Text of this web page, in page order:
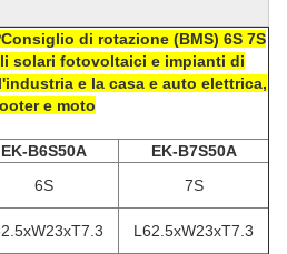
Consiglio di rotazione (BMS) 6S 7S
solari fotovoltaici e impianti di
e la casa e auto elettrica,
e moto
EK-B6S50A EK-B7S50A
6S
7S
L62.5xW23xT7.3